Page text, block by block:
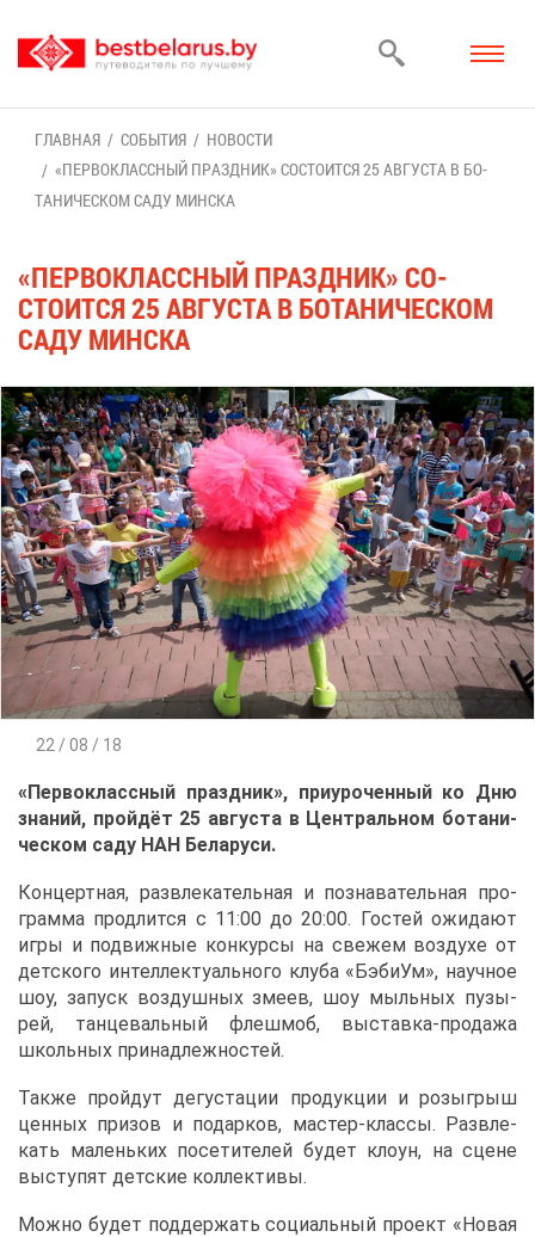
ГЛАВ­НАЯ СО­БЫ­ТИЯ
НО­ВО­СТИ
«ПЕР­ВО­КЛАСС­НЫЙ ПРАЗД­НИК» СО­СТО­ИТ­СЯ 25 АВ­ГУ­СТА В БО­
ТА­НИ­ЧЕ­СКОМ СА­ДУ МИН­СКА
«ПЕР­ВО­КЛАСС­НЫЙ ПРАЗД­НИК» СО­
СТО­ИТ­СЯ 25 АВ­ГУ­СТА В БО­ТА­НИ­ЧЕ­СКОМ
СА­ДУ МИН­СКА
22 / 08 / 18
«Пер­во­класс­ный празд­ник», при­уро­чен­ный ко Дню
зна­ний, прой­дёт 25 ав­гу­ста в Цен­траль­ном бо­та­ни­
че­ском са­ду НАН Бе­ла­ру­си.
Кон­церт­ная, раз­вле­ка­тель­ная и по­зна­ва­тель­ная про­
грам­ма про­длит­ся с 11:00 до 20:00. Го­стей ожи­да­ют
иг­ры и по­движ­ные кон­кур­сы на све­жем воз­ду­хе от
дет­ско­го ин­тел­лек­ту­аль­но­го клу­ба «Бэ­би­Ум», на­уч­ное
шоу, за­пуск воз­душ­ных зме­ев, шоу мыль­ных пу­зы­
рей, тан­це­валь­ный флеш­моб, вы­став­ка-про­да­жа
школь­ных при­над­леж­но­стей.
Та­к­же прой­дут де­гу­ста­ции про­дук­ции и розыг­рыш
цен­ных при­зов и по­дар­ков, ма­стер-клас­сы. Раз­вле­
кать ма­лень­ких по­се­ти­те­лей бу­дет кло­ун, на сцене
вы­сту­пят дет­ские кол­лек­ти­вы.
Мож­но бу­дет под­дер­жать со­ци­аль­ный про­ект «Но­вая